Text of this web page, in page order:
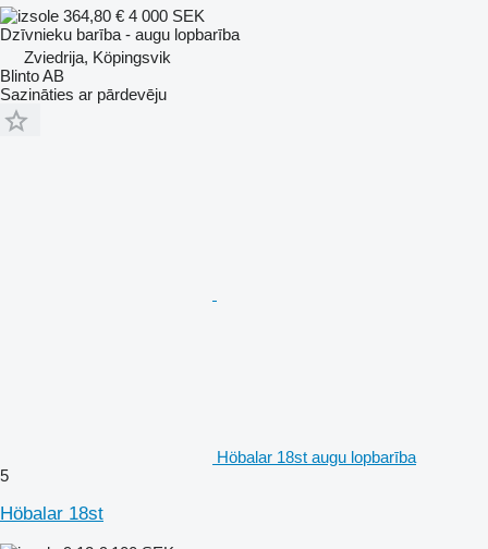
364,80 € 4 000 SEK
Dzīvnieku barība - augu lopbarība
Zviedrija, Köpingsvik
Blinto AB
Sazināties ar pārdevēju
Höbalar 18st augu lopbarība
5
Höbalar 18st